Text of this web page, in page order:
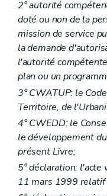
Art. D 80
Art. D 81
Partie VI
Art. D 82
Art. D 83
Art. D 84
Art. D 85
Art. D 86
Art. D 87
Art. D 88
Art. D 89
Art. D 90
Art. D 91
Art. D 92
Partie VII . - Responsabilité
Titre premier
Art. D93
2° autorité
doté ou non de la
mission de service
la demande
l'autorité
plan ou un
3° CWATUP: le
Territoire, de
4° CWEDD: le
le développement
présent Livre;
5° déclaration: l'acte
11 mars 1999